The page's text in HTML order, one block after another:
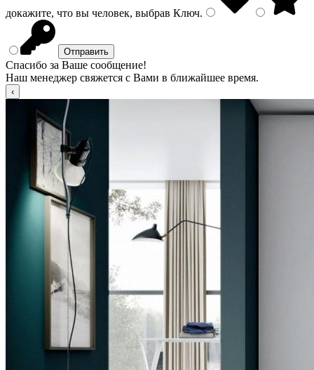
докажите, что вы человек, выбрав Ключ.
Спасибо за Ваше сообщение!
Наш менеджер свяжется с Вами в ближайшее время.